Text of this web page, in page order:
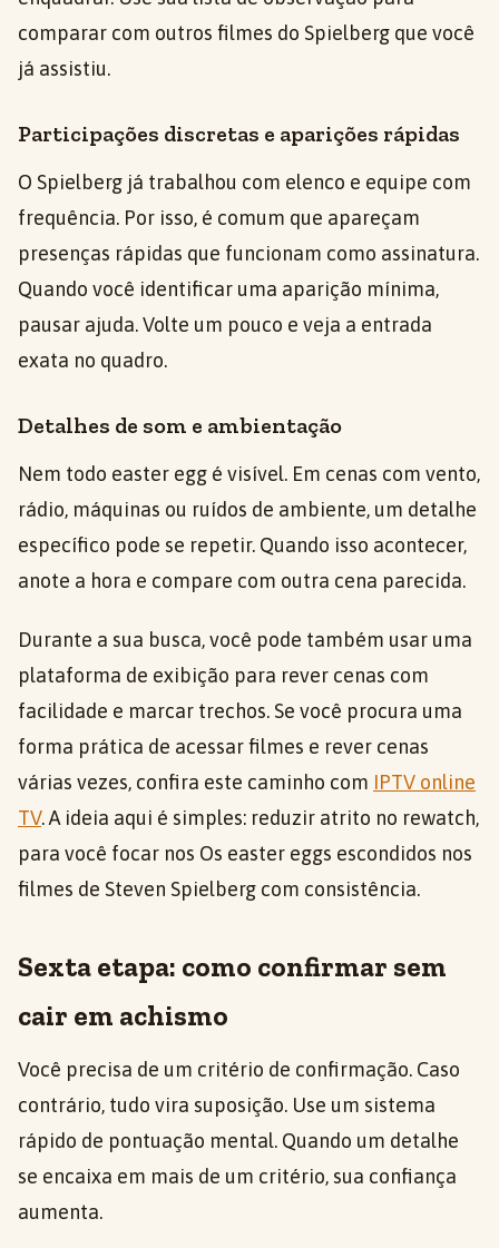
comparar com outros filmes do Spielberg que você
já assistiu.
Participações discretas e aparições rápidas
O Spielberg já trabalhou com elenco e equipe com
frequência. Por isso, é comum que apareçam
presenças rápidas que funcionam como assinatura.
Quando você identificar uma aparição mínima,
pausar ajuda. Volte um pouco e veja a entrada
exata no quadro.
Detalhes de som e ambientação
Nem todo easter egg é visível. Em cenas com vento,
rádio, máquinas ou ruídos de ambiente, um detalhe
específico pode se repetir. Quando isso acontecer,
anote a hora e compare com outra cena parecida.
Durante a sua busca, você pode também usar uma
plataforma de exibição para rever cenas com
facilidade e marcar trechos. Se você procura uma
forma prática de acessar filmes e rever cenas
várias vezes, confira este caminho com IPTV online
TV. A ideia aqui é simples: reduzir atrito no rewatch,
para você focar nos Os easter eggs escondidos nos
filmes de Steven Spielberg com consistência.
Sexta etapa: como confirmar sem
cair em achismo
Você precisa de um critério de confirmação. Caso
contrário, tudo vira suposição. Use um sistema
rápido de pontuação mental. Quando um detalhe
se encaixa em mais de um critério, sua confiança
aumenta.